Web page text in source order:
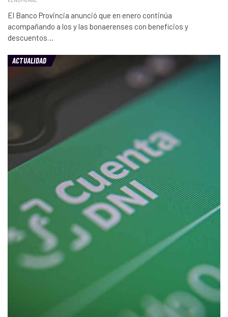
El Banco Provincia anunció que en enero continúa
acompañando a los y las bonaerenses con beneficios y
descuentos…
ACTUALIDAD